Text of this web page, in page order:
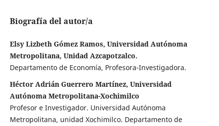
Biografía del autor/a
Elsy Lizbeth Gómez Ramos, Universidad Autónoma
Metropolitana, Unidad Azcapotzalco.
Departamento de Economía, Profesora-Investigadora.
Héctor Adrián Guerrero Martínez, Universidad
Autónoma Metropolitana-Xochimilco
Profesor e Investigador. Universidad Autónoma
Metropolitana, unidad Xochimilco. Departamento de